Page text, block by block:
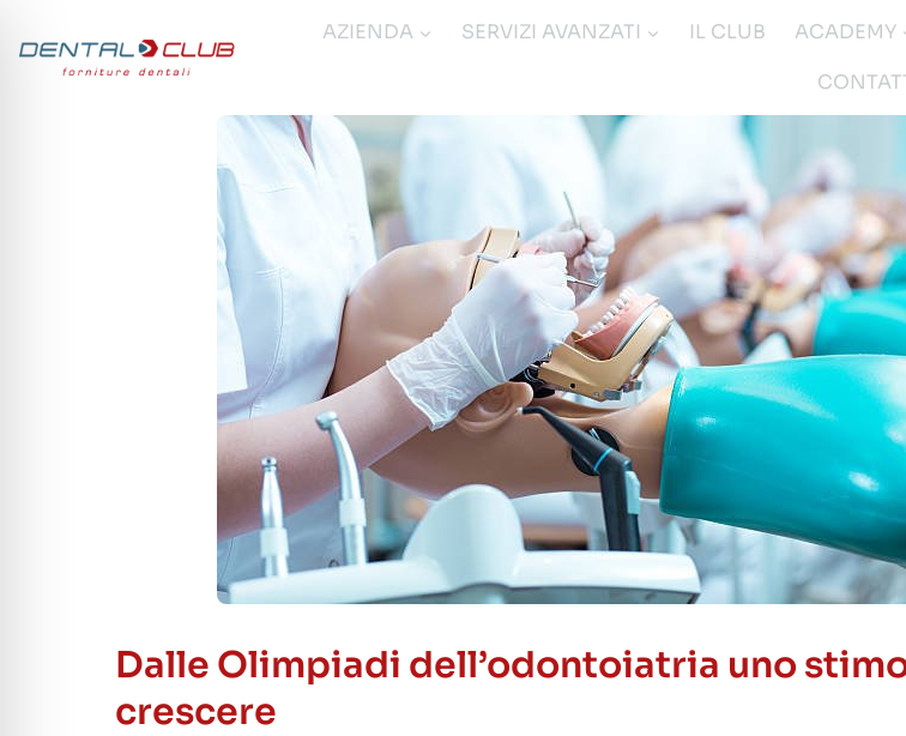
contenuto
AZIENDA SERVIZI AVANZATI IL CLUB ACADEMY
Dalle Olimpiadi dell’odontoiatria uno
crescere